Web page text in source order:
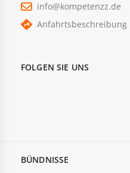
info@kompetenzz.de
Anfahrtsbeschreibung
FOLGEN SIE UNS
BÜNDNISSE